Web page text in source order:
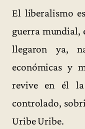
El liberalismo
guerra mundial,
llegaron ya,
económicas y
revive en él
controlado,
Uribe Uribe.